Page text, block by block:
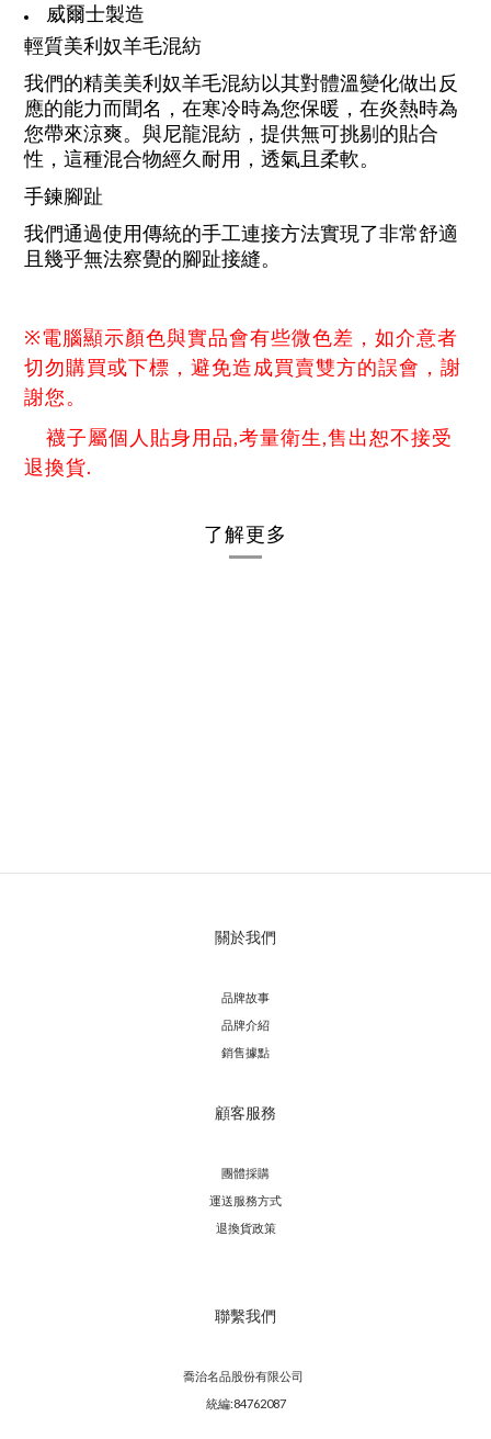
威爾士製造
輕質美利奴羊毛混紡
我們的精美美利奴羊毛混紡以其對體溫變化做出反
應的能力而聞名，在寒冷時為您保暖，在炎熱時為
您帶來涼爽。與尼龍混紡，提供無可挑剔的貼合
性，這種混合物經久耐用，透氣且柔軟。
手鍊腳趾
我們通過使用傳統的手工連接方法實現了非常舒適
且幾乎無法察覺的腳趾接縫。
※電腦顯示顏色與實品會有些微色差，如介意者
切勿購買或下標，避免造成買賣雙方的誤會，謝
謝您。
襪子屬個人貼身用品,考量衛生,售出恕不接受
退換貨.
了解更多
關於我們
品牌故事
品牌介紹
銷售據點
顧客服務
團體採購
運送服務方式
退換貨政策
聯繫我們
喬治名品股份有限公司
統編:84762087